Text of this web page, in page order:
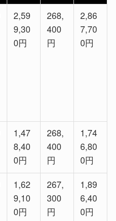
2,59
9,30
0円
268,
400
円
2,86
7,70
0​円
1,47
8,40
0円
268,
400
円
1,74
6,80
0​​円
1,62
9,10
0円
267,
300
円
1,89
6,40
0​円